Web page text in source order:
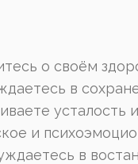
о своём
в
усталость
и
в